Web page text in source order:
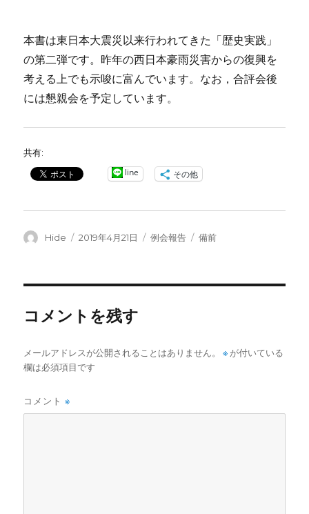
本書は東日本大震災以来行われてきた「歴史実践」
の第二弾です。昨年の西日本豪雨災害からの復興を
考える上でも示唆に富んでいます。なお，合評会後
には懇親会を予定しています。
共有:
line その他
投
Hide
投
2019年4月21日
カ
例会報告
タ
備前
コメントを残す
メールアドレスが公開されることはありません。 ※が付いている
欄は必須項目です
コメント※